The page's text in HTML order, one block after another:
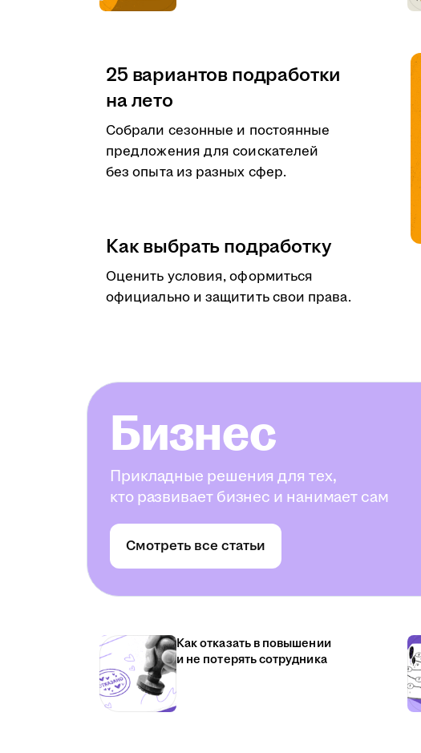
25 вариантов подработки
на лето
Собрали сезонные и постоянные
предложения для соискателей
без опыта из разных сфер.
Как выбрать подработку
Оценить условия, оформиться
официально и защитить свои права.
Бизнес
Прикладные решения для тех,
кто развивает бизнес и нанимает сам
Смотреть все статьи
Как отказать в повышении
и не потерять сотрудника